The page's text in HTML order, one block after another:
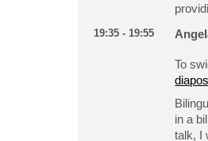
19:35 - 19:55
To
in a
talk, I